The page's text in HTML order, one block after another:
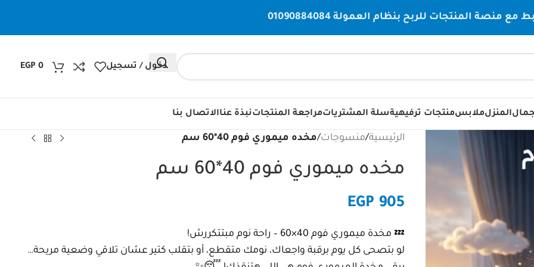
المنتجات للربح بنظام العمولة 01090884084
دخول / تسجيل EGP 0
المنزلملابسمنتجات ترفيهيةسلة المشترياتمراجعة المنتجاتنبذة عناالاتصال بنا
الرئيسية/منسوجات/مخده ميموري فوم 40*60 سم
مخده ميموري فوم 40*60 سم
EGP 905
💤 مخدة ميموري فوم 40×60 – راحة نوم مبتتكررش!
لو بتصحى كل يوم برقبة واجعاك، نومك متقطع، أو بتقلب كتير عشان تلاقي وضعية مريحة…